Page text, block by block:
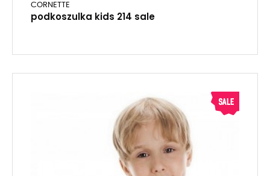
CORNETTE
podkoszulka kids 214 sale